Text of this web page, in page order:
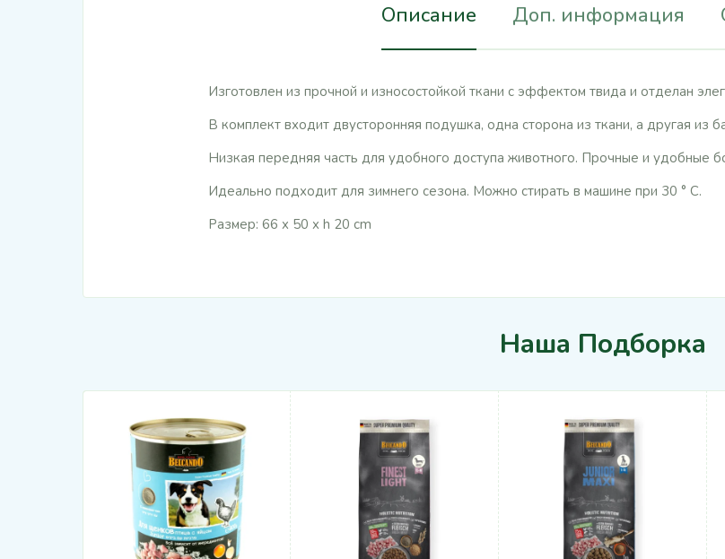
Описание Доп. информация
Изготовлен из прочной и износостойкой ткани с эффектом твида и отделан
В комплект входит двусторонняя подушка, одна сторона из ткани, а другая из
Низкая передняя часть для удобного доступа животного. Прочные и удобные
Идеально подходит для зимнего сезона. Можно стирать в машине при 30 ° C.
Размер: 66 x 50 x h 20 cm
Наша Подборка